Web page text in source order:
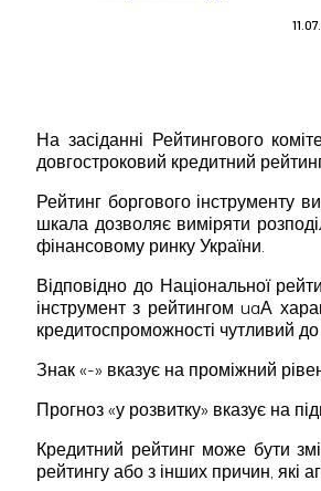
На засіданні Рейтингового
довгостроковий кредитний
Рейтинг боргового інструменту
шкала дозволяє виміряти
фінансовому ринку України.
Відповідно до Національної
інструмент з рейтингом uaА
кредитоспроможності чутливий
Знак «-» вказує на проміжний
Прогноз «у розвитку» вказує на
Кредитний рейтинг може бути
рейтингу або з інших причин, які